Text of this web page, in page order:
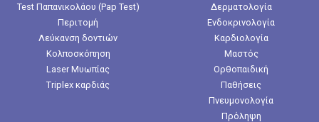
Test Παπανικολάου (Pap Test)
Περιτομή
Λεύκανση δοντιών
Κολποσκόπηση
Laser Μυωπίας
Triplex καρδιάς
Δερματολογία
Ενδοκρινολογία
Καρδιολογία
Μαστός
Ορθοπαιδική
Παθήσεις
Πνευμονολογία
Πρόληψη